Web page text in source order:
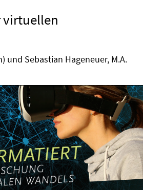
virtuellen
Sebastian Hageneuer, M.A.